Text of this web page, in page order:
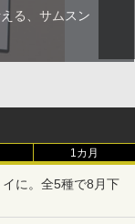
る、サムスン
1カ月
に。全5種で8月下